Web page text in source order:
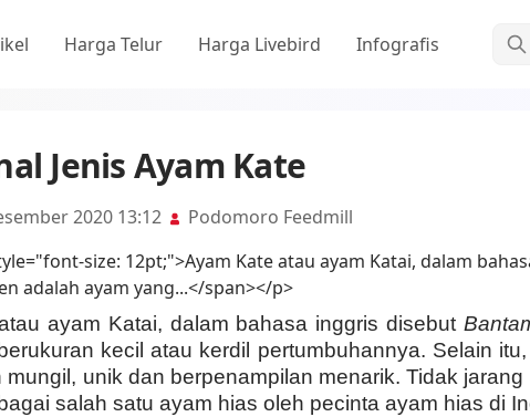
Cari
Harga Telur Harga Livebird Infografis
Jenis Ayam Kate
2020 13:12 Podomoro Feedmill
ayam Katai, dalam bahasa inggris disebut
kecil atau kerdil pertumbuhannya. Selain
mungil, unik dan berpenampilan menarik. Tidak
salah satu ayam hias oleh pecinta ayam hias di